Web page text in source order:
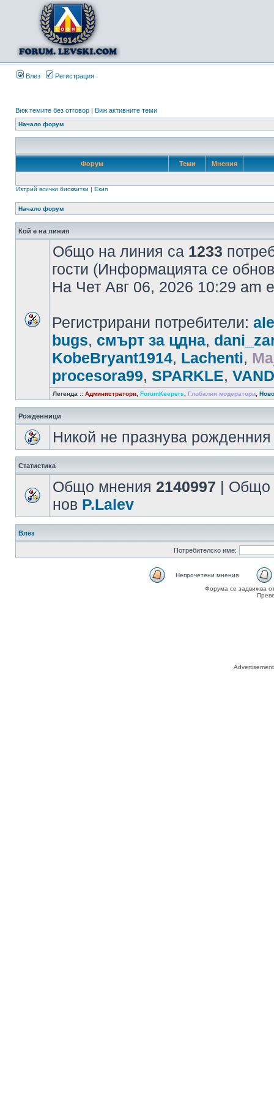
Влез Регистрация
Виж темите без отговор | Виж активните теми
Начало форум
Форум Теми Мнения
Изтрий всички бисквитки | Екип
Начало форум
Кой е на линия
Общо на линия са 1233
гости (Информацията се
На Чет Авг 06, 2026 10:29
Регистрирани потребители:
bugs, смърт за цдна,
KobeBryant1914, Lachenti,
procesora99, SPARKLE,
Легенда :: Администратори ForumKeepers Глобални модератори
Рожденници
Никой не празнува
Статистика
Общо мнения 2140997 | Общо
нов P.Lalev
Влез
Потребителско име:
Непрочетени мнения
Форума се задвижва